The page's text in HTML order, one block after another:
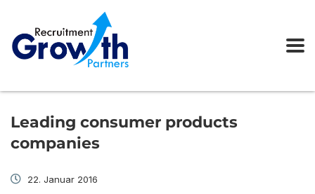
Leading consumer products
companies
22. Januar 2016